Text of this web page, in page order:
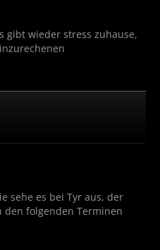
gibt wieder stress zuhause,
sehe es bei Tyr aus, der
folgenden Terminen